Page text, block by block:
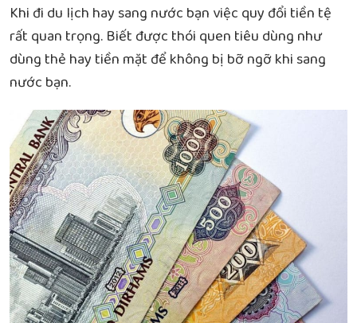
Khi đi du lịch hay sang nước bạn việc quy đổi tiền tệ
rất quan trọng. Biết được thói quen tiêu dùng như
dùng thẻ hay tiền mặt để không bị bỡ ngỡ khi sang
nước bạn.